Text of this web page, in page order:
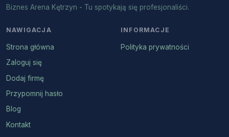
Biznes Arena Kętrzyn - Tu spotykają się profesjonaliści.
NAWIGACJA
Strona główna
Zaloguj się
Dodaj firmę
Przypomnij hasło
Blog
Kontakt
INFORMACJE
Polityka prywatności